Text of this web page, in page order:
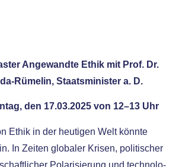
Angewandte Ethik mit Prof. Dr.
Rümelin, Staatsminister a. D.
den 17.03.2025 von 12–13 Uhr
Ethik in der heu­ti­gen Welt könn­te
In Zeiten glo­ba­ler Krisen, poli­ti­scher
Polarisierung und tech­no­lo­